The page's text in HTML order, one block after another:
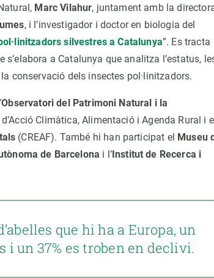
Marc Vilahur, juntament amb la
, i l’investigador i doctor en biologia del
silvestres a Catalunya”. Es tracta
a Catalunya que analitza l’estatus,
conservació dels insectes pol·linitzadors.
Observatori del Patrimoni Natural i la
Climàtica, Alimentació i Agenda Rural i
(CREAF). També hi han participat el Museu
de Barcelona i l’Institut de Recerca i
que hi ha a Europa, un
i un 37% es troben en declivi.